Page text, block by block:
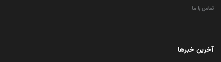
تماس با ما
آخرین خبرها